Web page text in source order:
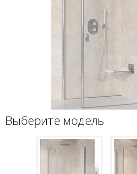
Выберите модель